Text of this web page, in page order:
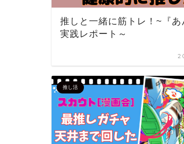
推しと一緒に筋トレ！~『あ
実践レポート～
推し活